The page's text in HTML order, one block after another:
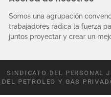
Somos una agrupación
trabajadores radica la fuerza
juntos proyectar y crear un
SINDICATO DEL PERSONAL
DEL PETROLEO Y GAS